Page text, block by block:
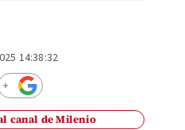
14:38:32
canal de Milenio